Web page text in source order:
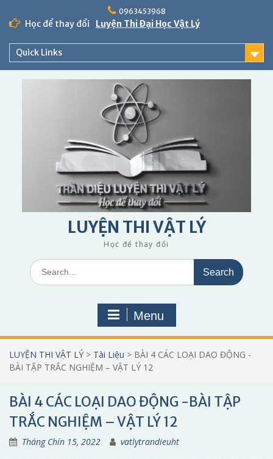
content
0963453968
Học để thay đổi Luyện Thi Đại Học Vật Lý
Quick Links
LUYỆN THI VẬT LÝ
Học để thay đổi
Search
for:
Menu
LUYỆN THI VẬT LÝ > Tài Liệu > BÀI 4 CÁC LOẠI DAO ĐỘNG -
BÀI TẬP TRẮC NGHIỆM – VẬT LÝ 12
BÀI 4 CÁC LOẠI DAO ĐỘNG -BÀI TẬP
TRẮC NGHIỆM – VẬT LÝ 12
Tháng Chín 15, 2022 vatlytrandieuht